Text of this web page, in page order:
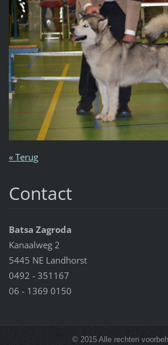
« Terug
Contact
Batsa Zagroda
Kanaalweg 2
5445 NE Landhorst
0492 - 351167
06 - 1369 0150
© 2015 Alle rechten